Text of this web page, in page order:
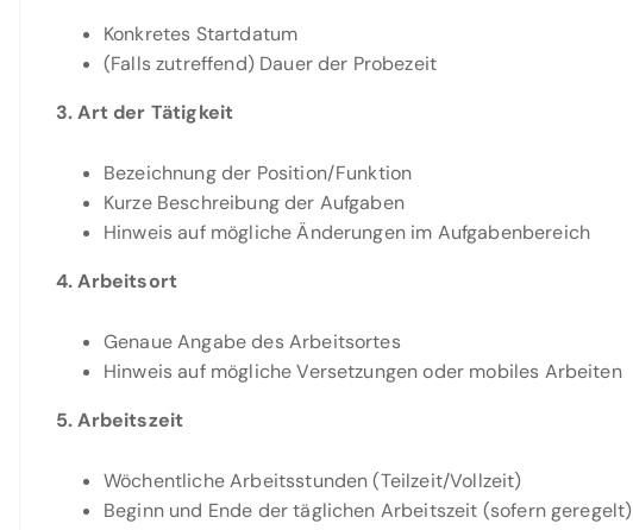
Konkretes Startdatum
(Falls zutreffend) Dauer der Probezeit
3. Art der Tätigkeit
Bezeichnung der Position/Funktion
Kurze Beschreibung der Aufgaben
Hinweis auf mögliche Änderungen im Aufgabenbereich
4. Arbeitsort
Genaue Angabe des Arbeitsortes
Hinweis auf mögliche Versetzungen oder mobiles Arbeiten
5. Arbeitszeit
Wöchentliche Arbeitsstunden (Teilzeit/Vollzeit)
Beginn und Ende der täglichen Arbeitszeit (sofern geregelt)